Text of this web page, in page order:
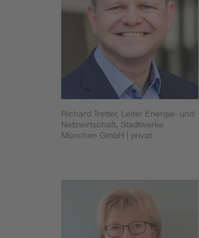
Richard Tretter, Leiter Energie- und
Netzwirtschaft, Stadtwerke
München GmbH | privat